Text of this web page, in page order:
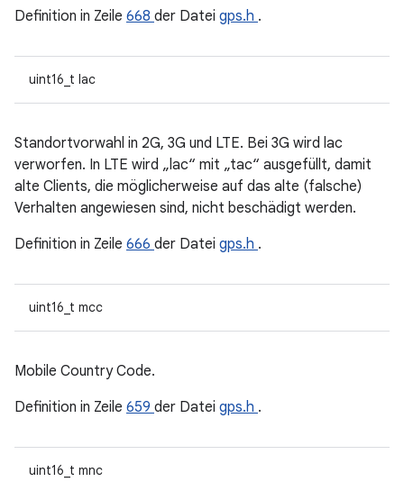
Definition in Zeile 668 der Datei gps.h .
uint16_t lac
Standortvorwahl in 2G, 3G und LTE. Bei 3G wird lac
verworfen. In LTE wird „lac“ mit „tac“ ausgefüllt, damit
alte Clients, die möglicherweise auf das alte (falsche)
Verhalten angewiesen sind, nicht beschädigt werden.
Definition in Zeile 666 der Datei gps.h .
uint16_t mcc
Mobile Country Code.
Definition in Zeile 659 der Datei gps.h .
uint16_t mnc